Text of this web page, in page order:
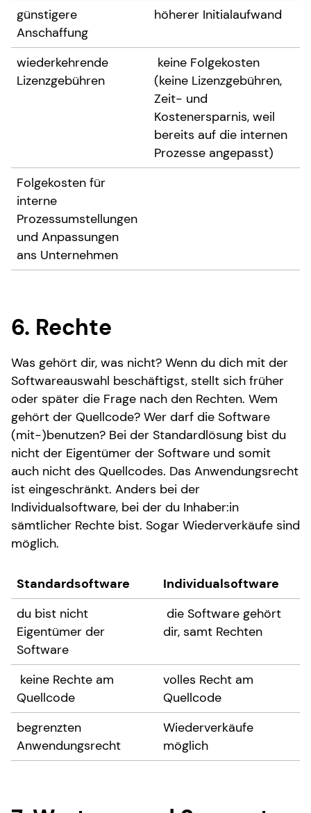
günstigere
Anschaffung
höherer Initialaufwand
wiederkehrende
Lizenzgebühren
keine Folgekosten
(keine Lizenzgebühren,
Zeit- und
Kostenersparnis, weil
bereits auf die internen
Prozesse angepasst)
Folgekosten für
interne
Prozessumstellungen
und Anpassungen
ans Unternehmen
6. Rechte
Was gehört dir, was nicht? Wenn du dich mit der
Softwareauswahl beschäftigst, stellt sich früher
oder später die Frage nach den Rechten. Wem
gehört der Quellcode? Wer darf die Software
(mit-)benutzen? Bei der Standardlösung bist du
nicht der Eigentümer der Software und somit
auch nicht des Quellcodes. Das Anwendungsrecht
ist eingeschränkt. Anders bei der
Individualsoftware, bei der du Inhaber:in
sämtlicher Rechte bist. Sogar Wiederverkäufe sind
möglich.
Standardsoftware
Individualsoftware
du bist nicht
Eigentümer der
Software
die Software gehört
dir, samt Rechten
keine Rechte am
Quellcode
volles Recht am
Quellcode
begrenzten
Anwendungsrecht
Wiederverkäufe
möglich